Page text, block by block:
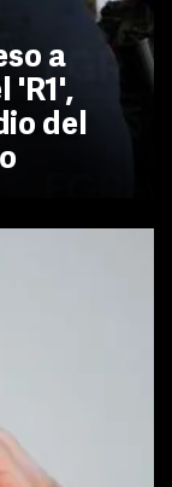
a
'R1',
del